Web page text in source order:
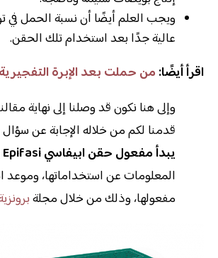
ويجب العلم أيضًا أن نسبة الحمل في
عالية جدًا بعد استخدام تلك الحقن.
اقرأ أيضًا: من حملت بعد الإبرة التفجيرية
وإلى هنا نكون قد وصلنا إلى نهاية
قدمنا لكم من خلاله الإجابة عن سؤال
يبدأ مفعول حقن ابيفاسي Epifasi
المعلومات عن استخداماتها، وموعد
مفعولها، وذلك من خلال مجلة